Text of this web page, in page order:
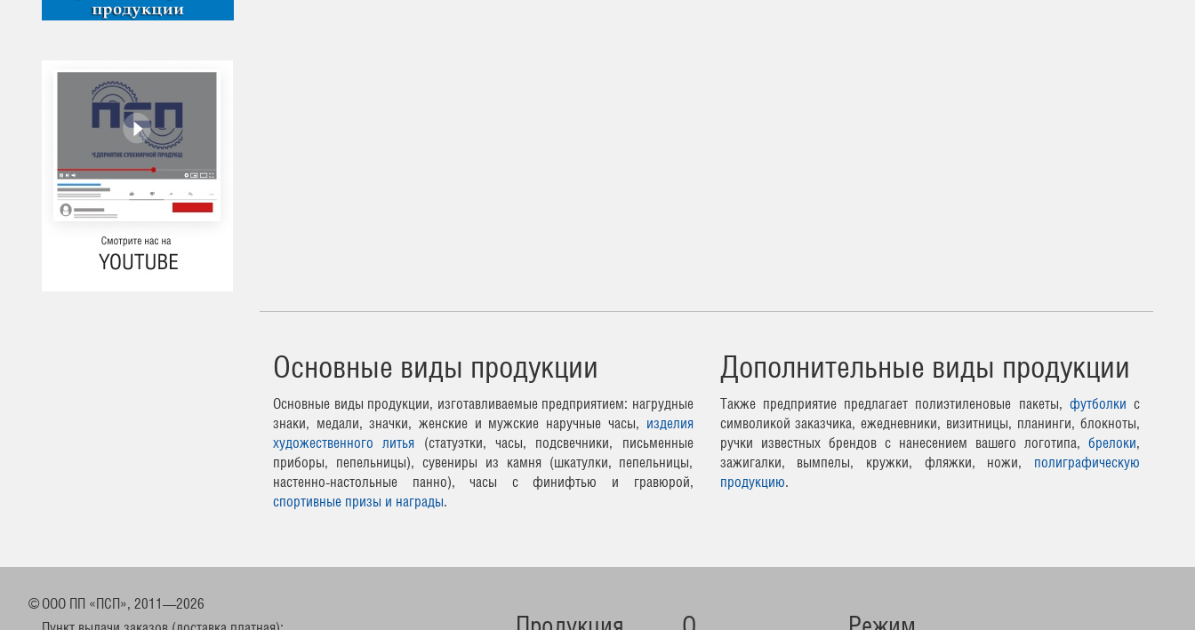
Основные виды продукции
Основные виды продукции, изготавливаемые предприятием: нагрудные
знаки, медали, значки, женские и мужские наручные часы, изделия
художественного литья (статуэтки, часы, подсвечники, письменные
приборы, пепельницы), сувениры из камня (шкатулки, пепельницы,
настенно-настольные панно), часы с финифтью и гравюрой,
спортивные призы и награды.
Дополнительные виды продукции
Также предприятие предлагает полиэтиленовые пакеты, футболки с
символикой заказчика, ежедневники, визитницы, планинги, блокноты,
ручки известных брендов с нанесением вашего логотипа, брелоки,
зажигалки, вымпелы, кружки, фляжки, ножи, полиграфическую
продукцию.
© ООО ПП «ПСП», 2011—2026